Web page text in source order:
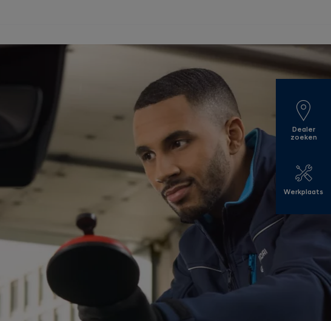
Dealer
zoeken
Werkplaats